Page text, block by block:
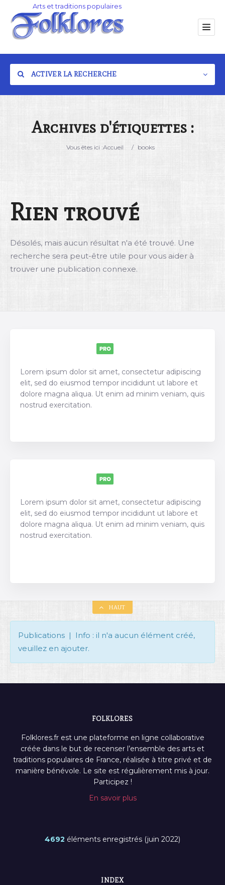
ACTIVER LA RECHERCHE
Rechercher
Archives d'étiquettes :
Vous êtes ici :Accueil / books
Rien trouvé
Désolés, mais aucun résultat n'a été trouvé. Une
recherche sera peut-être utile pour vous aider à
trouver une publication connexe.
Lorem ipsum dolor sit amet, consectetur adipiscing
elit, sed do eiusmod tempor incididunt ut labore et
dolore magna aliqua. Ut enim ad minim veniam, quis
nostrud exercitation.
Lorem ipsum dolor sit amet, consectetur adipiscing
elit, sed do eiusmod tempor incididunt ut labore et
dolore magna aliqua. Ut enim ad minim veniam, quis
nostrud exercitation.
HAUT
Publications | Info : il n'a aucun élément créé,
veuillez en ajouter.
FOLKLORES
Folklores.fr est une plateforme en ligne collaborative
créée dans le but de recenser l’ensemble des arts et
traditions populaires de France, réalisée à titre privé et de
manière bénévole. Le site est régulièrement mis à jour.
Participez !
En savoir plus
4692 éléments enregistrés (juin 2022)
INDEX